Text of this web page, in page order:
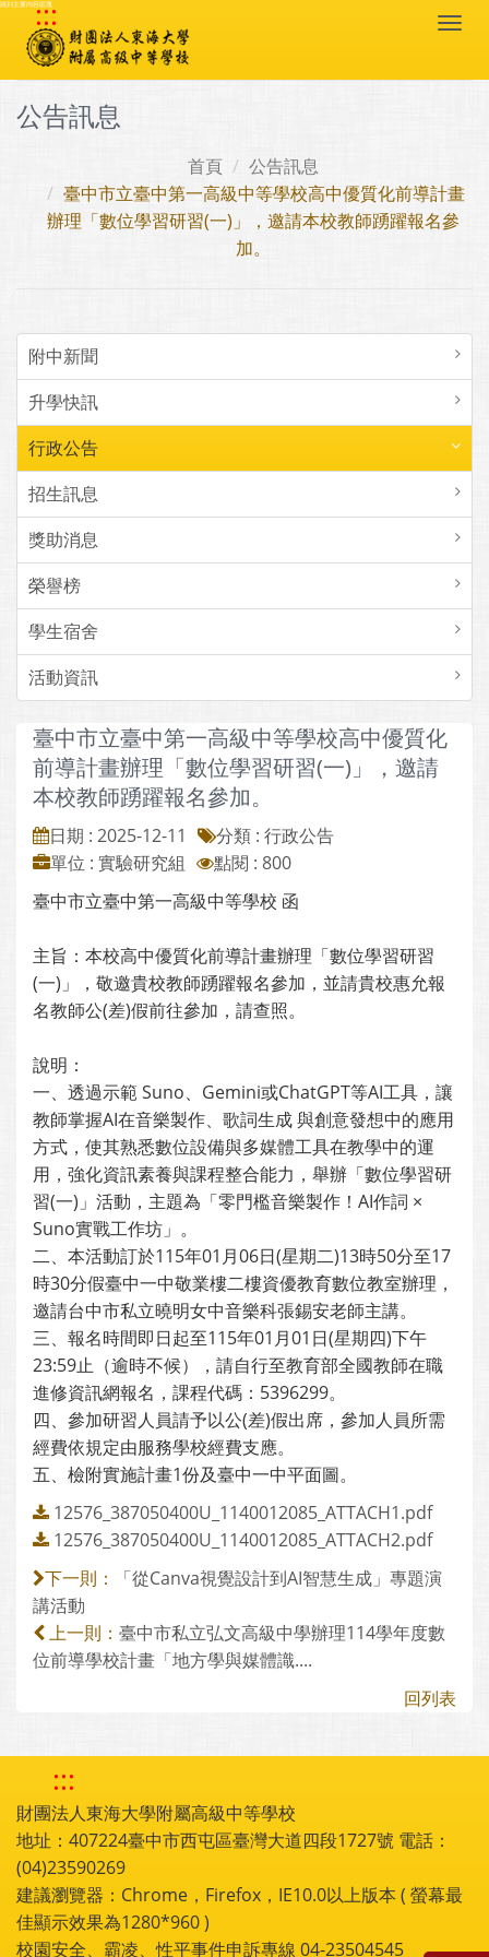
跳到主要內容區塊
:::
公告訊息
首頁
公告訊息
臺中市立臺中第一高級中等學校高中優質化前導計畫
辦理「數位學習研習(一)」，邀請本校教師踴躍報名參
加。
附中新聞
升學快訊
行政公告
招生訊息
獎助消息
榮譽榜
學生宿舍
活動資訊
臺中市立臺中第一高級中等學校高中優質化
前導計畫辦理「數位學習研習(一)」，邀請
本校教師踴躍報名參加。
日期 : 2025-12-11
分類 : 行政公告
單位 : 實驗研究組
點閱 : 800
臺中市立臺中第一高級中等學校 函
主旨：本校高中優質化前導計畫辦理「數位學習研習
(一)」，敬邀貴校教師踴躍報名參加，並請貴校惠允報
名教師公(差)假前往參加，請查照。
說明：
一、透過示範 Suno、Gemini或ChatGPT等AI工具，讓
教師掌握AI在音樂製作、歌詞生成 與創意發想中的應用
方式，使其熟悉數位設備與多媒體工具在教學中的運
用，強化資訊素養與課程整合能力，舉辦「數位學習研
習(一)」活動，主題為「零門檻音樂製作！AI作詞 ×
Suno實戰工作坊」。
二、本活動訂於115年01月06日(星期二)13時50分至17
時30分假臺中一中敬業樓二樓資優教育數位教室辦理，
邀請台中市私立曉明女中音樂科張錫安老師主講。
三、報名時間即日起至115年01月01日(星期四)下午
23:59止（逾時不候），請自行至教育部全國教師在職
進修資訊網報名，課程代碼：5396299。
四、參加研習人員請予以公(差)假出席，參加人員所需
經費依規定由服務學校經費支應。
五、檢附實施計畫1份及臺中一中平面圖。
12576_387050400U_1140012085_ATTACH1.pdf
12576_387050400U_1140012085_ATTACH2.pdf
下一則：
「從Canva視覺設計到AI智慧生成」專題演
講活動
上一則： 臺中市私立弘文高級中學辦理114學年度數
位前導學校計畫「地方學與媒體識....
回列表
:::
財團法人東海大學附屬高級中等學校
地址：407224臺中市西屯區臺灣大道四段1727號 電話：
(04)23590269
建議瀏覽器：Chrome，Firefox，IE10.0以上版本 ( 螢幕最
佳顯示效果為1280*960 )
校園安全、霸凌、性平事件申訴專線 04-23504545